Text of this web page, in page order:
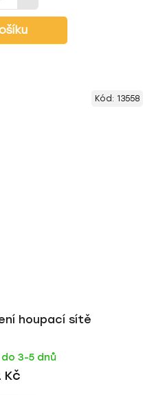
houpací sítě
3-5 dnů
Kč
Kód: 13558